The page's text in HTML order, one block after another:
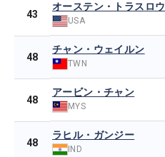
43
オーステン・トラスロウ
USA
48
チャン・ウェイルン
TWN
48
アービン・チャン
MYS
48
ラヒル・ガンジー
IND